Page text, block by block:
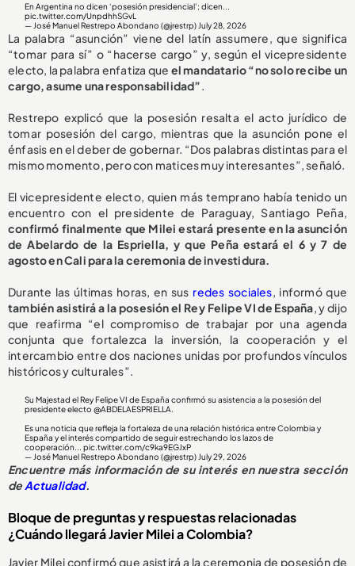
En Argentina no dicen ‘posesión presidencial’; dicen...
pic.twitter.com/UnpdhhSGvL
— José Manuel Restrepo Abondano (@jrestrp) July 28, 2026
La palabra “asunción” viene del latín assumere, que significa
“tomar para sí” o “hacerse cargo” y, según el vicepresidente
electo, la palabra enfatiza que el mandatario “no solo recibe un
cargo, asume una responsabilidad”.
Restrepo explicó que la posesión resalta el acto jurídico de
tomar posesión del cargo, mientras que la asunción pone el
énfasis en el deber de gobernar. “Dos palabras distintas para el
mismo momento, pero con matices muy interesantes”, señaló.
El vicepresidente electo, quien más temprano había tenido un
encuentro con el presidente de Paraguay, Santiago Peña,
confirmó finalmente que Milei estará presente en la asunción
de Abelardo de la Espriella, y que Peña estará el 6 y 7 de
agosto en Cali para la ceremonia de investidura.
Durante las últimas horas, en sus redes sociales, informó que
también asistirá a la posesión el Rey Felipe VI de España, y dijo
que reafirma “el compromiso de trabajar por una agenda
conjunta que fortalezca la inversión, la cooperación y el
intercambio entre dos naciones unidas por profundos vínculos
históricos y culturales”.
Su Majestad el Rey Felipe VI de España confirmó su asistencia a la posesión del
presidente electo@ABDELAESPRIELLA
Es una noticia que refleja la fortaleza de una relación histórica entre Colombia y
España y el interés compartido de seguir estrechando los lazos de
cooperación...pic.twitter.com/c9ka9EGJxP
— José Manuel Restrepo Abondano (@jrestrp) July 29, 2026
Encuentre más información de su interés en nuestra sección
deActualidad.
Bloque de preguntas y respuestas relacionadas
¿Cuándo llegará Javier Milei a Colombia?
Javier Milei confirmó que asistirá a la ceremonia de posesión de